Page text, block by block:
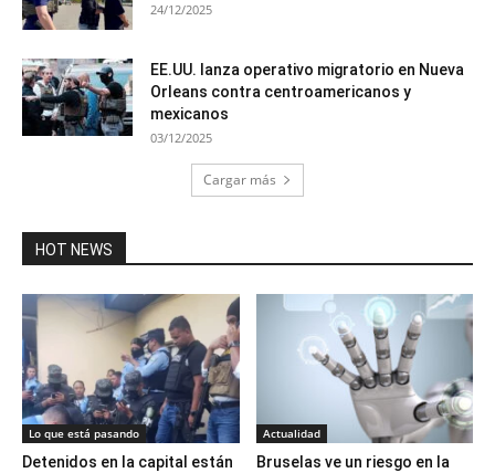
24/12/2025
EE.UU. lanza operativo migratorio en Nueva
Orleans contra centroamericanos y
mexicanos
03/12/2025
Cargar más
HOT NEWS
Lo que está pasando
Detenidos en la capital están
Actualidad
Bruselas ve un riesgo en la